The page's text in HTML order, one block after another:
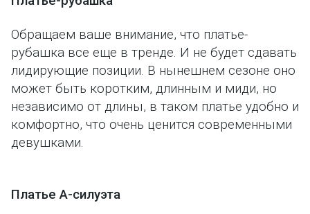
Обращаем ваше внимание, что платье-
рубашка все еще в тренде. И не будет сдавать
лидирующие позиции. В нынешнем сезоне оно
может быть коротким, длинным и миди, но
независимо от длины, в таком платье удобно и
комфортно, что очень ценится современными
девушками.
Платье А-силуэта